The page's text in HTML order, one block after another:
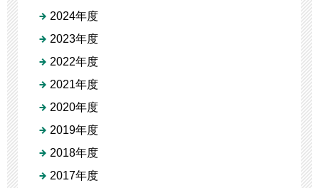
2024年度
2023年度
2022年度
2021年度
2020年度
2019年度
2018年度
2017年度